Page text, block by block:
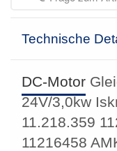
Technische
DC-Motor
24V/3,0kw
11.218.359
11216458